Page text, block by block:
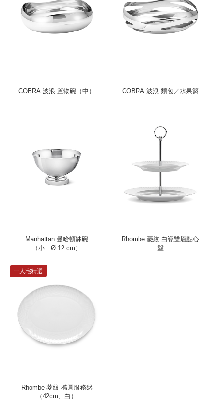
COBRA 波浪 置物碗（中） COBRA 波浪 麵包／水果籃
Manhattan 曼哈頓缽碗
（小、Ø 12 cm）
Rhombe 菱紋 白瓷雙層點心
盤
一人宅精選
Rhombe 菱紋 橢圓服務盤
（42cm、白）